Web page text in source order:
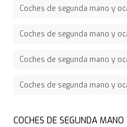
Coches de segunda mano y
Coches de segunda mano y
Coches de segunda mano y
Coches de segunda mano y
COCHES DE SEGUNDA